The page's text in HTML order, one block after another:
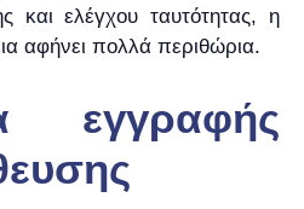
και ελέγχου ταυτότητας, η
αφήνει πολλά περιθώρια.
εγγραφής